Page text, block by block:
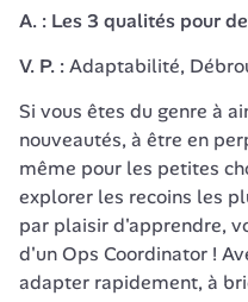
A. : Les 3 qualités pour
V. P. : Adaptabilité,
Si vous êtes du genre à
nouveautés, à être en
même pour les petites
explorer les recoins les
par plaisir d'apprendre,
d'un Ops Coordinator !
adapter rapidement, à